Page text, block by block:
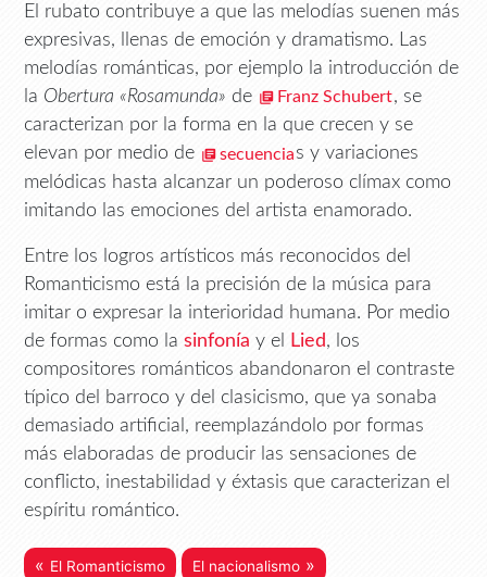
El rubato contribuye a que las melodías suenen más
expresivas, llenas de emoción y dramatismo. Las
melodías románticas, por ejemplo la introducción de
la Obertura «Rosamunda» de Franz Schubert, se
caracterizan por la forma en la que crecen y se
elevan por medio de
secuencias y variaciones
melódicas hasta alcanzar un poderoso clímax como
imitando las emociones del artista enamorado.
Entre los logros artísticos más reconocidos del
Romanticismo está la precisión de la música para
imitar o expresar la interioridad humana. Por medio
de formas como lasinfonía y el Lied, los
compositores románticos abandonaron el contraste
típico del barroco y del clasicismo, que ya sonaba
demasiado artificial, reemplazándolo por formas
más elaboradas de producir las sensaciones de
conflicto, inestabilidad y éxtasis que caracterizan el
espíritu romántico.
« El Romanticismo El nacionalismo »